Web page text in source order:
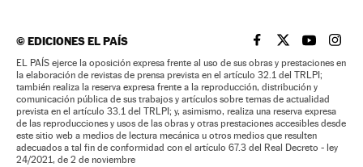
©EDICIONES EL PAÍS EL PAÍS BRASIL EN
EL PAÍSEL PAÍS
EL
EL PAÍS ejerce la oposición expresa frente al uso de sus obras y prestaciones en
la elaboración de revistas de prensa prevista en el artículo 32.1 del TRLPI;
también realiza la reserva expresa frente a la reproducción, distribución y
comunicación pública de sus trabajos y artículos sobre temas de actualidad
prevista en el artículo 33.1 del TRLPI; y, asimismo, realiza una reserva expresa
de las reproducciones y usos de las obras y otras prestaciones accesibles desde
este sitio web a medios de lectura mecánica u otros medios que resulten
adecuados a tal fin de conformidad con el artículo 67.3 del Real Decreto - ley
24/2021, de 2 de noviembre